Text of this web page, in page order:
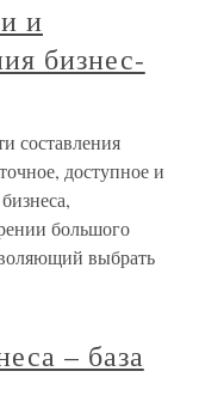
и
бизнес-
составления
доступное и
большого
выбрать
– база